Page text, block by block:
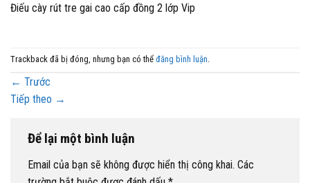
Điếu cày rút tre gai cao cấp đồng 2 lớp Vip
Trackback đã bị đóng, nhưng bạn có thể đăng bình luận.
← Trước
Tiếp theo →
Để lại một bình luận
Email của bạn sẽ không được hiển thị công khai. Các